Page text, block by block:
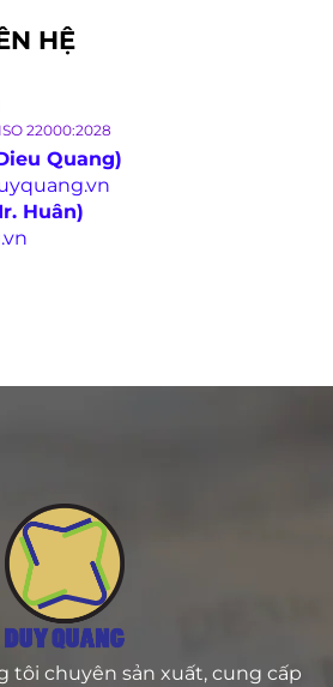
HỆ
Quang)
Huân)
tôi chuyên sản xuất, cung cấp